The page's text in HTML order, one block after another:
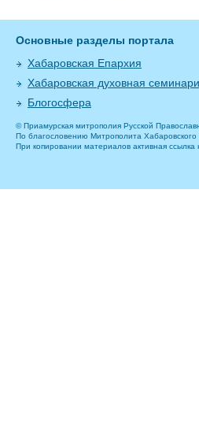
Основные разделы портала
Хабаровская Епархия
Хабаровская духовная
Блогосфера
© Приамурская митрополия Русской
По благословению Митрополита Хабаровского
При копировании материалов активная ссылка